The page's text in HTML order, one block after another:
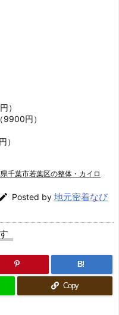
）
円）
）
千葉市若葉区の整体・カイロ
Posted by 地元密着なび
B!
Copy